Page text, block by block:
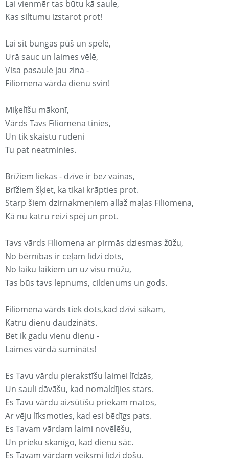
Lai vienmēr tas būtu kā saule,
Kas siltumu izstarot prot!
Lai sit bungas pūš un spēlē,
Urā sauc un laimes vēlē,
Visa pasaule jau zina -
Filiomena vārda dienu svin!
Miķelīšu mākonī,
Vārds Tavs Filiomena tinies,
Un tik skaistu rudeni
Tu pat neatminies.
Brīžiem liekas - dzīve ir bez vainas,
Brīžiem šķiet, ka tikai krāpties prot.
Starp šiem dzirnakmeņiem allaž maļas Filiomena,
Kā nu katru reizi spēj un prot.
Tavs vārds Filiomena ar pirmās dziesmas žūžu,
No bērnības ir ceļam līdzi dots,
No laiku laikiem un uz visu mūžu,
Tas būs tavs lepnums, cildenums un gods.
Filiomena vārds tiek dots,kad dzīvi sākam,
Katru dienu daudzināts.
Bet ik gadu vienu dienu -
Laimes vārdā sumināts!
Es Tavu vārdu pierakstīšu laimei līdzās,
Un sauli dāvāšu, kad nomaldījies stars.
Es Tavu vārdu aizsūtīšu priekam matos,
Ar vēju līksmoties, kad esi bēdīgs pats.
Es Tavam vārdam laimi novēlēšu,
Un prieku skanīgo, kad dienu sāc.
Es Tavam vārdam veiksmi līdzi došu,